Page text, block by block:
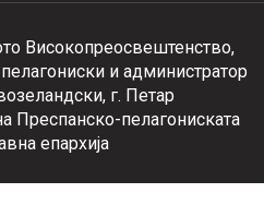
Високопреосвештенство,
и администратор
г. Петар
Преспанско-пелагониската
епархија